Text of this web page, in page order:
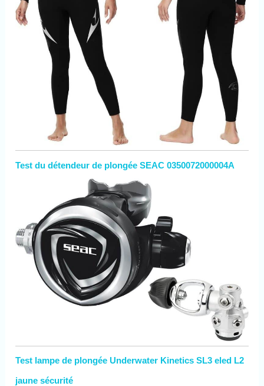
Test du détendeur de plongée SEAC 0350072000004A
Test lampe de plongée Underwater Kinetics SL3 eled L2
jaune sécurité